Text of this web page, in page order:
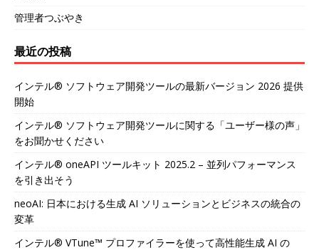
管理者つぶやき
最近の投稿
インテル® ソフトウェア開発ツールの最新バージョン 2026 提供
開始
インテル® ソフトウェア開発ツールに関する「ユーザー様の声」
をお聞かせください
インテル® oneAPI ツールキット 2025.2 – 並列パフォーマンス
を引き出そう
neoAI: 日本における生成 AI ソリューションとビジネスの統合の
変革
インテル® VTune™ プロファイラーを使って高性能生成 AI の